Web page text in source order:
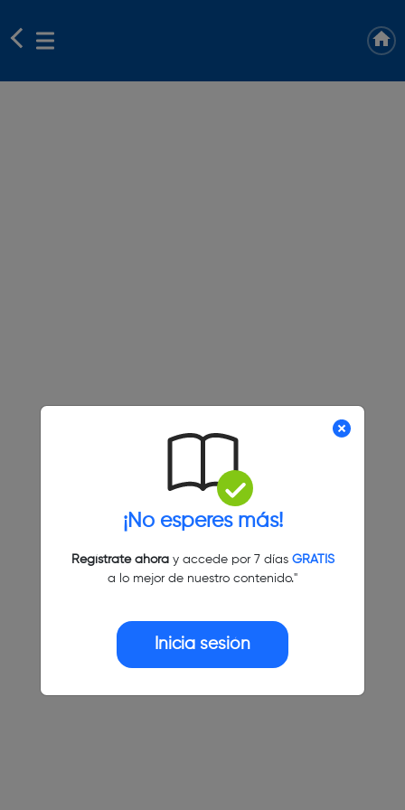
¡No esperes más!
Regístrate ahoray accede por 7 días GRATIS
a lo mejor de nuestro contenido."
Inicia sesión